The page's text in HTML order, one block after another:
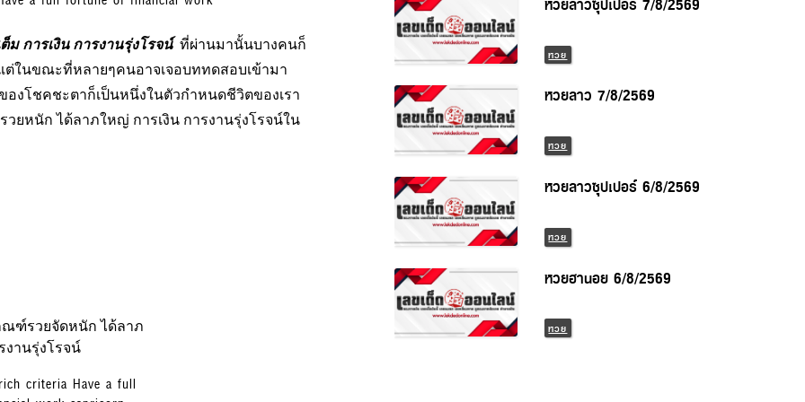
การเงิน การงานรุ่งโรจน์ที่ผ่านมานั้นบางคนก็
ในขณะที่หลายๆคนอาจเจอบททดสอบเข้ามา
งโชคชะตาก็เป็นหนึ่งในตัวกำหนดชีวิตของเรา
หนัก ได้ลาภใหญ่ การเงิน การงานรุ่งโรจน์ใน
criteria Have a full
หวย
หวยลาว 7/8/2569
หวย
หวยลาวซุปเปอร์ 6/8/2569
หวย
หวยฮานอย 6/8/2569
หวย